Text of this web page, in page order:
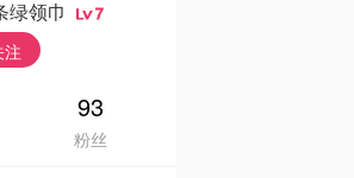
🇦🇺
绿领巾 7
注
93
粉丝